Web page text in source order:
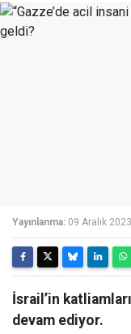
Yayınlanma: 09 Aralık
İsrail’in
devam ediyor.